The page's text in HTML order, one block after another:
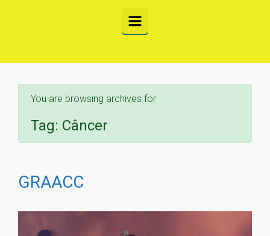
You are browsing archives for
Tag: Câncer
GRAACC